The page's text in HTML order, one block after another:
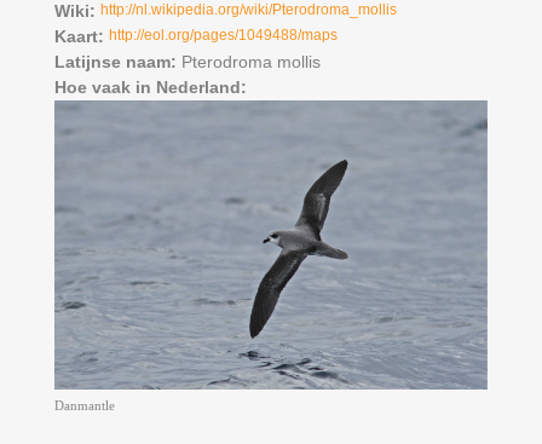
Wiki: http://nl.wikipedia.org/wiki/Pterodroma_mollis
Kaart: http://eol.org/pages/1049488/maps
Latijnse naam: Pterodroma mollis
Hoe vaak in Nederland:
Danmantle